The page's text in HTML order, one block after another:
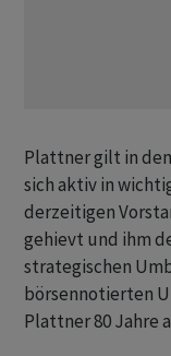
Plattner gilt in
sich aktiv in
derzeitigen
gehievt und ihm
strategischen
börsennotierten
Plattner 80 Jahre